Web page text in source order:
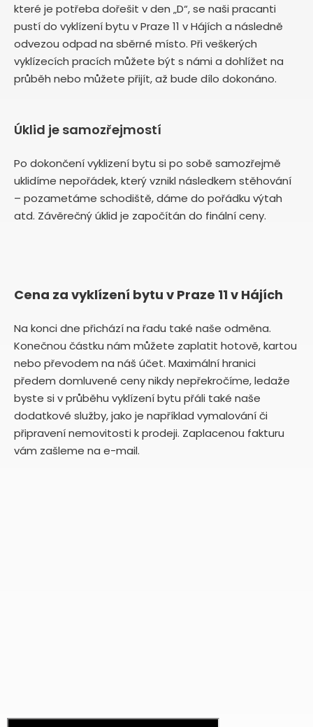
které je potřeba dořešit v den „D“, se naši pracanti
pustí do vyklízení bytu v Praze 11 v Hájích a následně
odvezou odpad na sběrné místo. Při veškerých
vyklízecích pracích můžete být s námi a dohlížet na
průběh nebo můžete přijít, až bude dílo dokonáno.
Úklid je samozřejmostí
Po dokončení vyklizení bytu si po sobě samozřejmě
uklidíme nepořádek, který vznikl následkem stěhování
– pozametáme schodiště, dáme do pořádku výtah
atd. Závěrečný úklid je započítán do finální ceny.
Cena za vyklízení bytu v Praze 11 v Hájích
Na konci dne přichází na řadu také naše odměna.
Konečnou částku nám můžete zaplatit hotově, kartou
nebo převodem na náš účet. Maximální hranici
předem domluvené ceny nikdy nepřekročíme, ledaže
byste si v průběhu vyklízení bytu přáli také naše
dodatkové služby, jako je například vymalování či
připravení nemovitosti k prodeji. Zaplacenou fakturu
vám zašleme na e-mail.